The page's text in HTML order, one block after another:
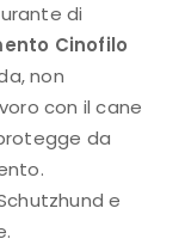
di
Cinofilo
non
con il cane
da
e